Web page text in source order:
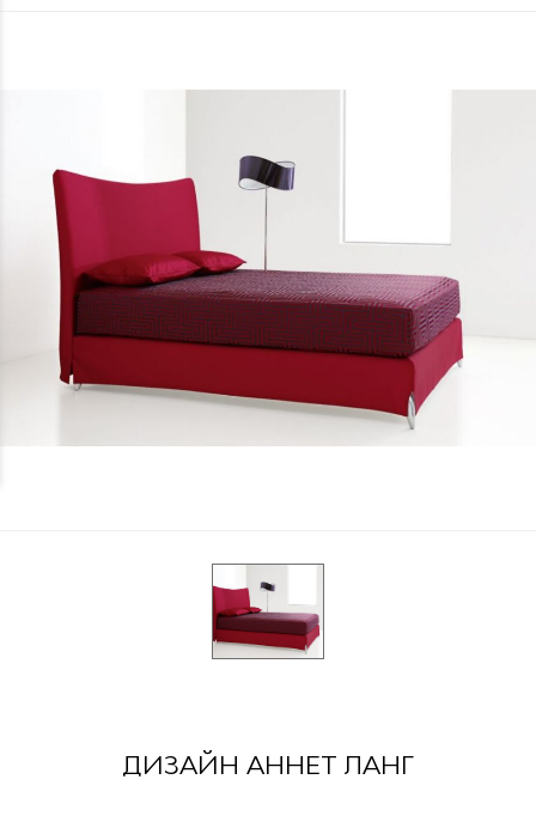
ДИЗАЙН АННЕТ ЛАНГ